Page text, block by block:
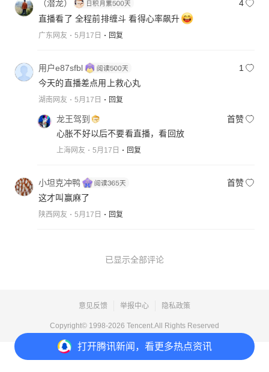
打开腾讯新闻，看更多热点资讯
（潜龙）
4
直播看了 全程前排缠斗 看得心率飙升
广东网友 5月17日 回复
用户e87sfbl
1
今天的直播差点用上救心丸
湖南网友 5月17日 回复
龙王驾到
首赞
心胀不好以后不要看直播，看回放
上海网友 5月17日 回复
小坦克冲鸭
首赞
这才叫赢麻了
陕西网友 5月17日 回复
已显示全部评论
意见反馈 举报中心 隐私政策
Copyright© 1998-2026 Tencent.All Rights Reserved